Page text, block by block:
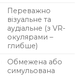
Переважно
візуальне та
аудіальне (з VR-
окулярами –
глибше)
Обмежена або
симульована